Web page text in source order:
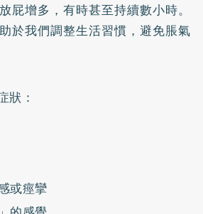
屁增多，有時甚至持續數小時。
於我們調整生活習慣，避免脹氣
狀：
或痙攣